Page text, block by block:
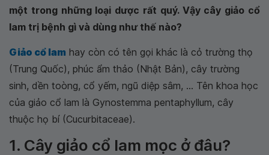
một trong những loại dược rất quý. Vậy cây giảo cổ
lam trị bệnh gì và dùng như thế nào?
Giảo cổ lam hay còn có tên gọi khác là cỏ trường thọ
(Trung Quốc), phúc ẩm thảo (Nhật Bản), cây trường
sinh, dền toòng, cổ yếm, ngũ diệp sâm, ... Tên khoa học
của giảo cổ lam là Gynostemma pentaphyllum, cây
thuộc họ bí (Cucurbitaceae).
1. Cây giảo cổ lam mọc ở đâu?